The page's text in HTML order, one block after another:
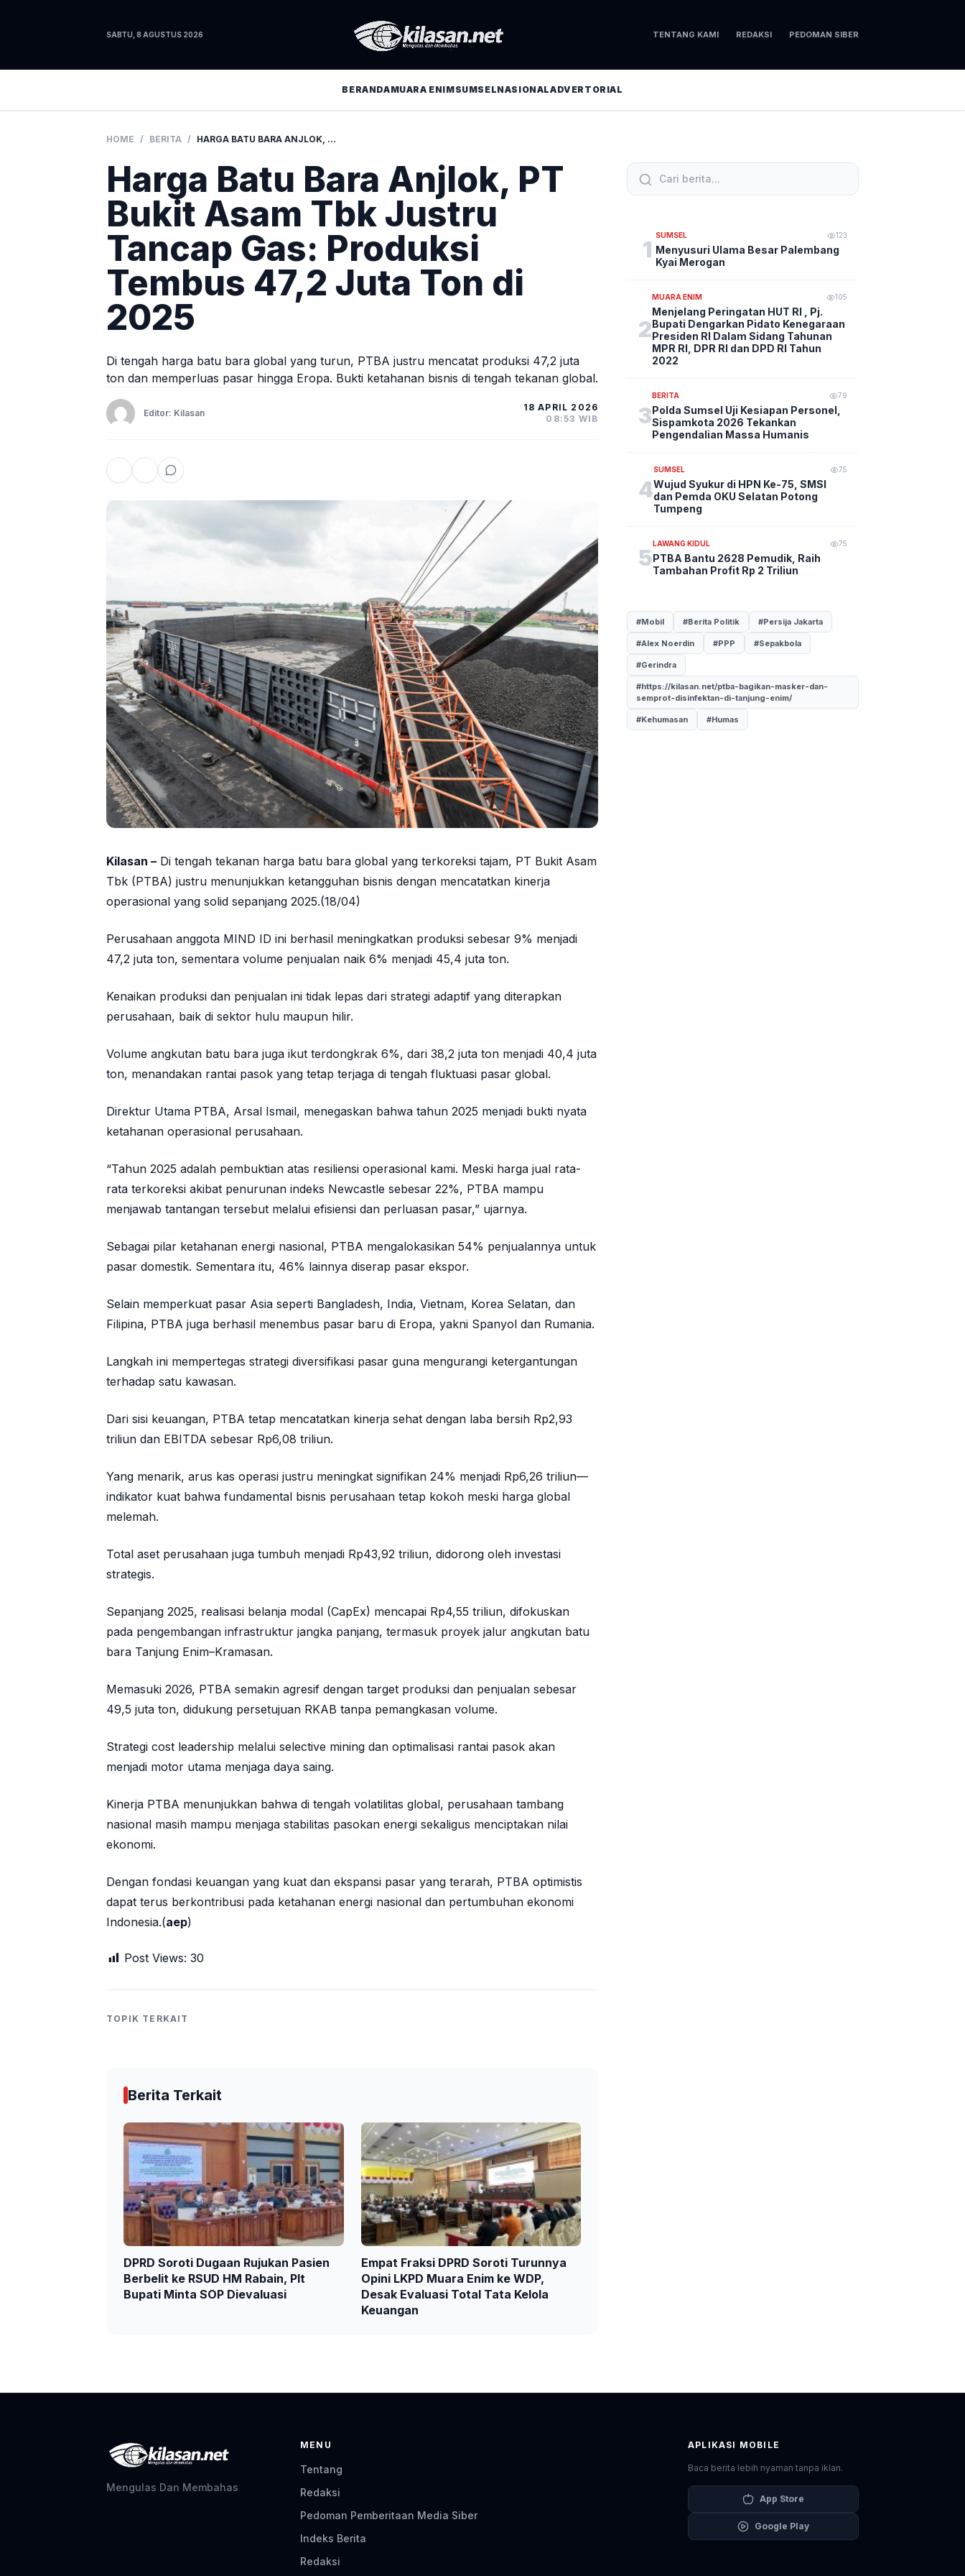
SABTU, 8 AGUSTUS 2026 TENTANG KAMI REDAKSI PEDOMAN SIBER
BERANDAMUARA ENIMSUMSELNASIONALADVERTORIAL
HOME / BERITA / HARGA BATU BARA ANJLOK, PT BUKIT ASAM TBK JUSTRU TANCAP GAS: PRODUKSI TEMBUS 47,2 JUTA TON DI 2025
Harga Batu Bara Anjlok, PT
Bukit Asam Tbk Justru
Tancap Gas: Produksi
Tembus 47,2 Juta Ton di
2025
Di tengah harga batu bara global yang turun, PTBA justru mencatat produksi 47,2 juta
ton dan memperluas pasar hingga Eropa. Bukti ketahanan bisnis di tengah tekanan global.
Editor: Kilasan
18 APRIL 2026
08:53 WIB
Kilasan – Di tengah tekanan harga batu bara global yang terkoreksi tajam, PT Bukit Asam
Tbk (PTBA) justru menunjukkan ketangguhan bisnis dengan mencatatkan kinerja
operasional yang solid sepanjang 2025.(18/04)
Perusahaan anggota MIND ID ini berhasil meningkatkan produksi sebesar 9% menjadi
47,2 juta ton, sementara volume penjualan naik 6% menjadi 45,4 juta ton.
Kenaikan produksi dan penjualan ini tidak lepas dari strategi adaptif yang diterapkan
perusahaan, baik di sektor hulu maupun hilir.
Volume angkutan batu bara juga ikut terdongkrak 6%, dari 38,2 juta ton menjadi 40,4 juta
ton, menandakan rantai pasok yang tetap terjaga di tengah fluktuasi pasar global.
Direktur Utama PTBA, Arsal Ismail, menegaskan bahwa tahun 2025 menjadi bukti nyata
ketahanan operasional perusahaan.
“Tahun 2025 adalah pembuktian atas resiliensi operasional kami. Meski harga jual rata-
rata terkoreksi akibat penurunan indeks Newcastle sebesar 22%, PTBA mampu
menjawab tantangan tersebut melalui efisiensi dan perluasan pasar,” ujarnya.
Sebagai pilar ketahanan energi nasional, PTBA mengalokasikan 54% penjualannya untuk
pasar domestik. Sementara itu, 46% lainnya diserap pasar ekspor.
Selain memperkuat pasar Asia seperti Bangladesh, India, Vietnam, Korea Selatan, dan
Filipina, PTBA juga berhasil menembus pasar baru di Eropa, yakni Spanyol dan Rumania.
Langkah ini mempertegas strategi diversifikasi pasar guna mengurangi ketergantungan
terhadap satu kawasan.
Dari sisi keuangan, PTBA tetap mencatatkan kinerja sehat dengan laba bersih Rp2,93
triliun dan EBITDA sebesar Rp6,08 triliun.
Yang menarik, arus kas operasi justru meningkat signifikan 24% menjadi Rp6,26 triliun—
indikator kuat bahwa fundamental bisnis perusahaan tetap kokoh meski harga global
melemah.
Total aset perusahaan juga tumbuh menjadi Rp43,92 triliun, didorong oleh investasi
strategis.
Sepanjang 2025, realisasi belanja modal (CapEx) mencapai Rp4,55 triliun, difokuskan
pada pengembangan infrastruktur jangka panjang, termasuk proyek jalur angkutan batu
bara Tanjung Enim–Kramasan.
Memasuki 2026, PTBA semakin agresif dengan target produksi dan penjualan sebesar
49,5 juta ton, didukung persetujuan RKAB tanpa pemangkasan volume.
Strategi cost leadership melalui selective mining dan optimalisasi rantai pasok akan
menjadi motor utama menjaga daya saing.
Kinerja PTBA menunjukkan bahwa di tengah volatilitas global, perusahaan tambang
nasional masih mampu menjaga stabilitas pasokan energi sekaligus menciptakan nilai
ekonomi.
Dengan fondasi keuangan yang kuat dan ekspansi pasar yang terarah, PTBA optimistis
dapat terus berkontribusi pada ketahanan energi nasional dan pertumbuhan ekonomi
Indonesia.(aep)
Post Views: 30
TOPIK TERKAIT
Berita Terkait
DPRD Soroti Dugaan Rujukan Pasien
Berbelit ke RSUD HM Rabain, Plt
Bupati Minta SOP Dievaluasi
Empat Fraksi DPRD Soroti Turunnya
Opini LKPD Muara Enim ke WDP,
Desak Evaluasi Total Tata Kelola
Keuangan
1
SUMSEL 123
Menyusuri Ulama Besar Palembang
Kyai Merogan
2
MUARA ENIM 105
Menjelang Peringatan HUT RI , Pj.
Bupati Dengarkan Pidato Kenegaraan
Presiden RI Dalam Sidang Tahunan
MPR RI, DPR RI dan DPD RI Tahun
2022
3
BERITA 79
Polda Sumsel Uji Kesiapan Personel,
Sispamkota 2026 Tekankan
Pengendalian Massa Humanis
4
SUMSEL 75
Wujud Syukur di HPN Ke-75, SMSI
dan Pemda OKU Selatan Potong
Tumpeng
5
LAWANG KIDUL 75
PTBA Bantu 2628 Pemudik, Raih
Tambahan Profit Rp 2 Triliun
#Mobil #Berita Politik #Persija Jakarta
#Alex Noerdin #PPP #Sepakbola
#Gerindra
#https://kilasan.net/ptba-bagikan-masker-dan-
semprot-disinfektan-di-tanjung-enim/
#Kehumasan #Humas
Mengulas Dan Membahas
MENU
Tentang
Redaksi
Pedoman Pemberitaan Media Siber
Indeks Berita
Redaksi
APLIKASI MOBILE
Baca berita lebih nyaman tanpa iklan.
App Store
Google Play